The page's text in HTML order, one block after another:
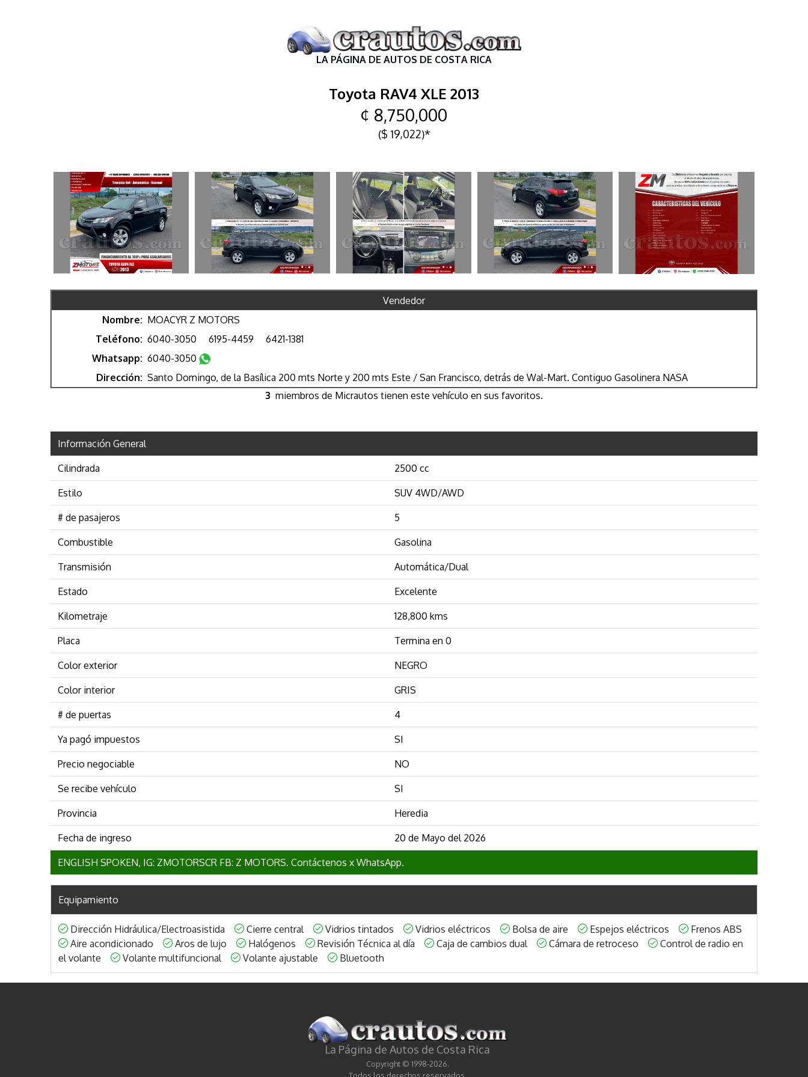
LA PÁGINA DE AUTOS DE COSTA RICA
Toyota RAV4 XLE 2013
¢ 8,750,000
($ 19,022)*
Vendedor
Nombre: MOACYR Z MOTORS
Teléfono: 6040-3050 6195-4459
6421-1381
Whatsapp: 6040-3050
Dirección: Santo Domingo, de la Basílica 200 mts Norte y 200 mts Este / San Francisco, detrás de Wal-Mart. Contiguo Gasolinera NASA
3 miembros de Micrautos tienen este vehículo en sus favoritos.
Información General
Cilindrada 2500 cc
Estilo SUV 4WD/AWD
# de pasajeros 5
Combustible Gasolina
Transmisión Automática/Dual
Estado Excelente
Kilometraje 128,800 kms
Placa Termina en 0
Color exterior NEGRO
Color interior GRIS
# de puertas 4
Ya pagó impuestos SI
Precio negociable NO
Se recibe vehículo SI
Provincia Heredia
Fecha de ingreso 20 de Mayo del 2026
ENGLISH SPOKEN, IG: ZMOTORSCR FB: Z MOTORS. Contáctenos x WhatsApp.
Equipamiento
Dirección Hidráulica/Electroasistida Cierre central Vidrios tintados Vidrios eléctricos Bolsa de aire Espejos eléctricos
Frenos ABS
Aire acondicionado
Aros de lujo Halógenos Revisión Técnica al día Caja de cambios dual Cámara de retroceso
Control de radio en
el volante
Volante multifuncional Volante ajustable Bluetooth
La Página de Autos de Costa Rica
Copyright © 1998-2026.